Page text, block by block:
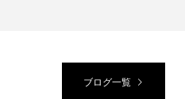
ブログ一覧